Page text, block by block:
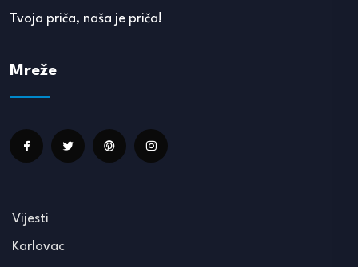
Tvoja priča, naša je priča!
Mreže
Vijesti
Karlovac